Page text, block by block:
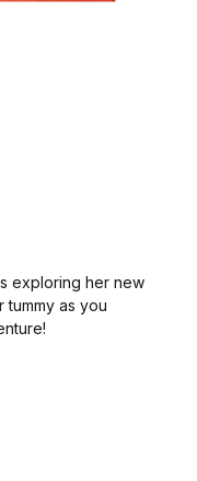
exploring her new
tummy as you